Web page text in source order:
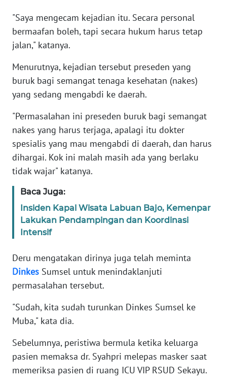
"Saya mengecam kejadian itu. Secara personal
bermaafan boleh, tapi secara hukum harus tetap
jalan," katanya.
Menurutnya, kejadian tersebut preseden yang
buruk bagi semangat tenaga kesehatan (nakes)
yang sedang mengabdi ke daerah.
"Permasalahan ini preseden buruk bagi semangat
nakes yang harus terjaga, apalagi itu dokter
spesialis yang mau mengabdi di daerah, dan harus
dihargai. Kok ini malah masih ada yang berlaku
tidak wajar" katanya.
Baca Juga:
Insiden Kapal Wisata Labuan Bajo, Kemenpar
Lakukan Pendampingan dan Koordinasi
Intensif
Deru mengatakan dirinya juga telah meminta
Dinkes Sumsel untuk menindaklanjuti
permasalahan tersebut.
"Sudah, kita sudah turunkan Dinkes Sumsel ke
Muba," kata dia.
Sebelumnya, peristiwa bermula ketika keluarga
pasien memaksa dr. Syahpri melepas masker saat
memeriksa pasien di ruang ICU VIP RSUD Sekayu.
WN
JAKARTA
JABAR
WN
WN
NTT
WN
WN
PAPUA
PAPUA
BARAT
RIAU
SERAMBI
WN